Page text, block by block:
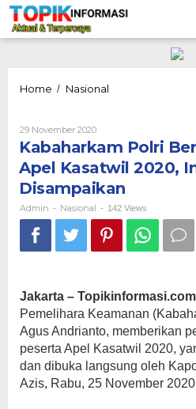
Lewati
konten
Home / Nasional
di
Apel
Kasatwil
2020,
Disampaikan
29 November 2020Oleh
Kabaharkam Polri
Apel Kasatwil 2020,
Disampaikan
Admin - Nasional - 142 Views
Jakarta – Topikinformasi.com
Pemelihara Keamanan
Agus Andrianto, memberikan
peserta Apel Kasatwil 2020,
dan dibuka langsung oleh
Azis, Rabu, 25 November